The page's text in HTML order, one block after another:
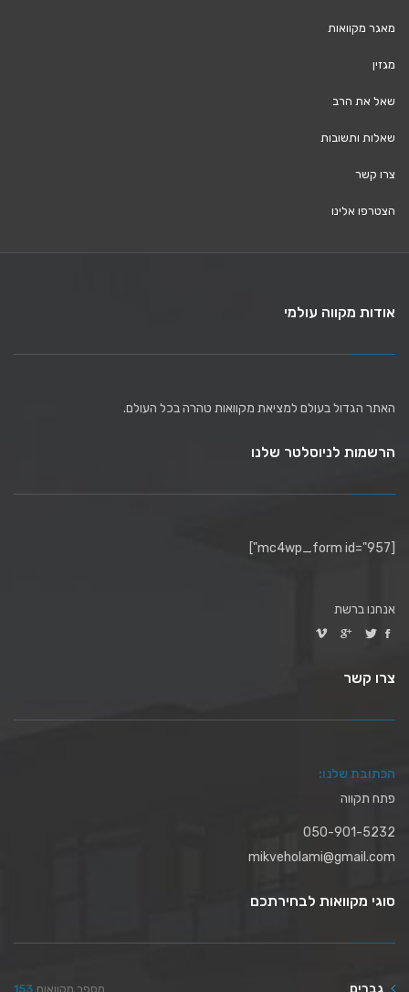
מאגר מקוואות
מגזין
שאל את הרב
שאלות ותשובות
צרו קשר
הצטרפו אלינו
אודות מקווה עולמי
האתר הגדול בעולם למציאת מקוואות טהרה בכל העולם.
הרשמות לניוסלטר שלנו
[mc4wp_form id="957"]
אנחנו ברשת
צרו קשר
הכתובת שלנו:
פתח תקווה
050-901-5232
mikveholami@gmail.com
סוגי מקוואות לבחירתכם
153 מספר מקוואות